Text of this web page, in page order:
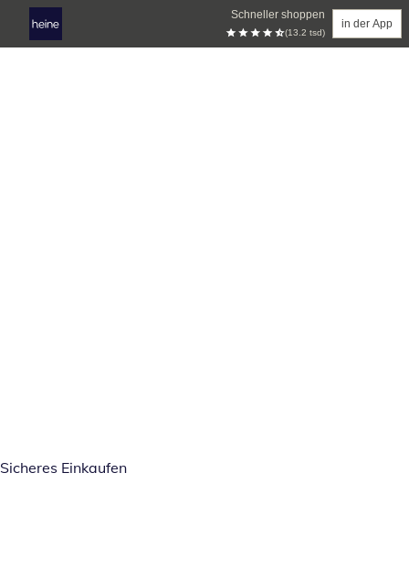
Schneller shoppen
(13.2 tsd)
in der App
Sicheres Einkaufen